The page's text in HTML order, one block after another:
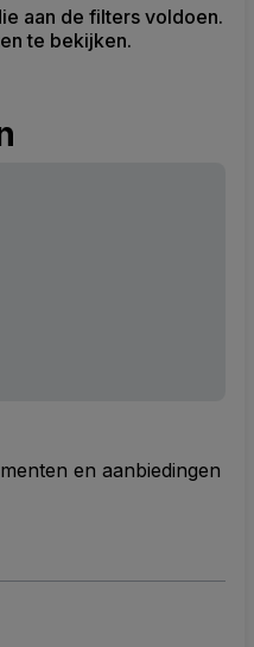
aan de filters voldoen.
te bekijken.
en aanbiedingen